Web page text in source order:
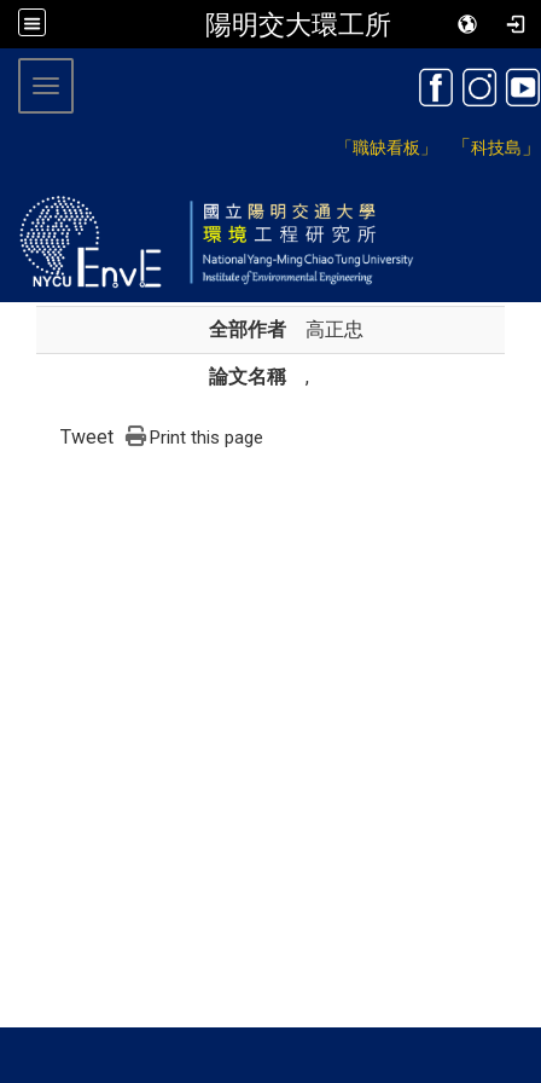
陽明交大環工所
「職缺看板」 「科技島 」
Toggle navigation
全部作者 高正忠
論文名稱 ,
Tweet Print this page